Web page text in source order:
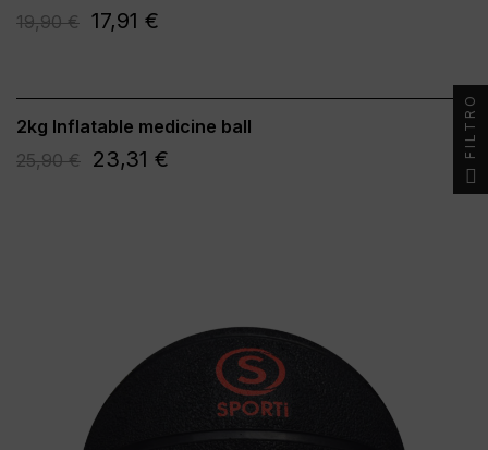
19,90 € 17,91 €
2kg Inflatable medicine ball
25,90 € 23,31 € FILTRO